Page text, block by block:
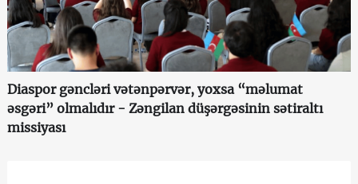
Diaspor gəncləri vətənpərvər, yoxsa “məlumat
əsgəri” olmalıdır - Zəngilan düşərgəsinin sətiraltı
missiyası